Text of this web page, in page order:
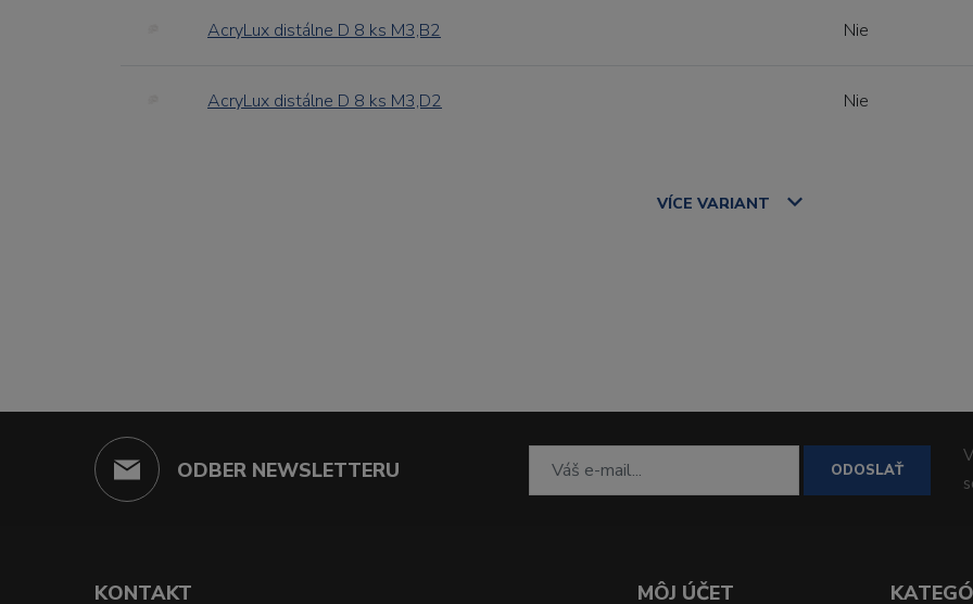
AcryLux distálne D 8 ks M3,B2 Nie
AcryLux distálne D 8 ks M3,D2 Nie
VÍCE VARIANT
ODBER NEWSLETTERU ODOSLAŤ
KONTAKT MÔJ ÚČET